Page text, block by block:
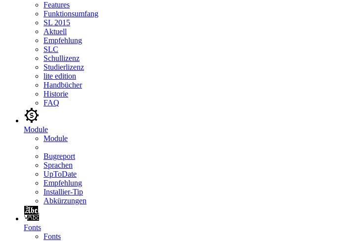
Features
Funktionsumfang
SL 2015
Aktuell
Empfehlung
SLC
Schullizenz
Studierlizenz
lite edition
Handbücher
Historie
FAQ
Module
Module
Bugreport
Sprachen
UpToDate
Empfehlung
Installier-Tip
Abkürzungen
Fonts
Fonts